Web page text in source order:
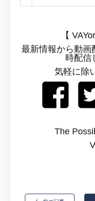
【
最新情報から動画
時配信
気軽に除
The